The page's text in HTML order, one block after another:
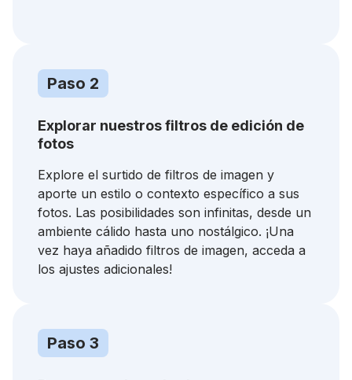
Paso 2
Explorar nuestros filtros de edición de
fotos
Explore el surtido de filtros de imagen y
aporte un estilo o contexto específico a sus
fotos. Las posibilidades son infinitas, desde un
ambiente cálido hasta uno nostálgico. ¡Una
vez haya añadido filtros de imagen, acceda a
los ajustes adicionales!
Paso 3